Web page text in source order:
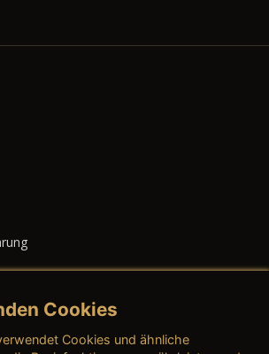
Cookies
Cookies und ähnliche